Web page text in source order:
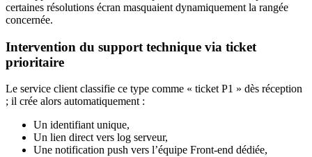
certaines résolutions écran masquaient dynamiquement la rangée
concernée.
Intervention du support technique via ticket
prioritaire
Le service client classifie ce type comme « ticket P1 » dès réception
; il crée alors automatiquement :
Un identifiant unique,
Un lien direct vers log serveur,
Une notification push vers l’équipe Front‑end dédiée,